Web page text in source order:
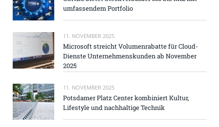
umfassendem Portfolio
11. NOVEMBER 2025
Microsoft streicht Volumenrabatte für Cloud-
Dienste Unternehmenskunden ab November
2025
11. NOVEMBER 2025
Potsdamer Platz Center kombiniert Kultur,
Lifestyle und nachhaltige Technik